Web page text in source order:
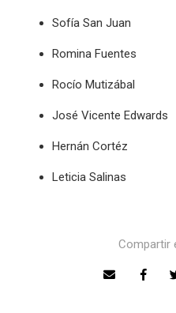
Sofía San Juan
Romina Fuentes
Rocío Mutizábal
José Vicente Edwards
Hernán Cortéz
Leticia Salinas
Compartir